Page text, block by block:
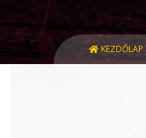
KEZDŐLAP